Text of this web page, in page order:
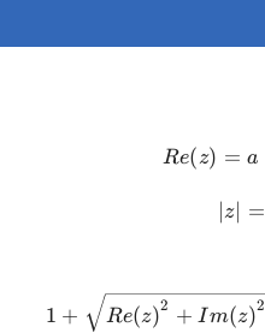
Re(z) = a
∣z∣ =
1 + Re(z)2 + Im(z)2